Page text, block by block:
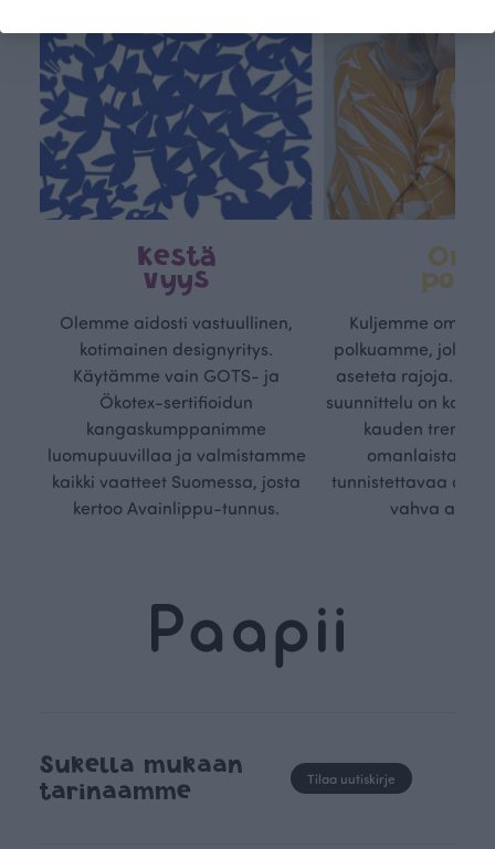
Kestä
vyys
Olemme aidosti vastuullinen,
kotimainen designyritys.
Käytämme vain GOTS- ja
Ökotex-sertifioidun
kangaskumppanimme
luomupuuvillaa ja valmistamme
kaikki vaatteet Suomessa, josta
kertoo Avainlippu-tunnus.
Oma
Kuljemme omaa,
polkuamme, jolla
aseteta rajoja.
suunnittelu on
kauden
omanlaista,
tunnistettavaa
vahva
Sukella mukaan
tarinaamme
Tilaa uutiskirje